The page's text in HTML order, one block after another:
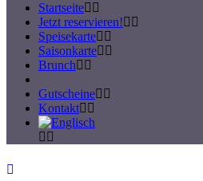
Startseite
Jetzt reservieren!
Speisekarte
Saisonkarte
Brunch
Gutscheine
Kontakt